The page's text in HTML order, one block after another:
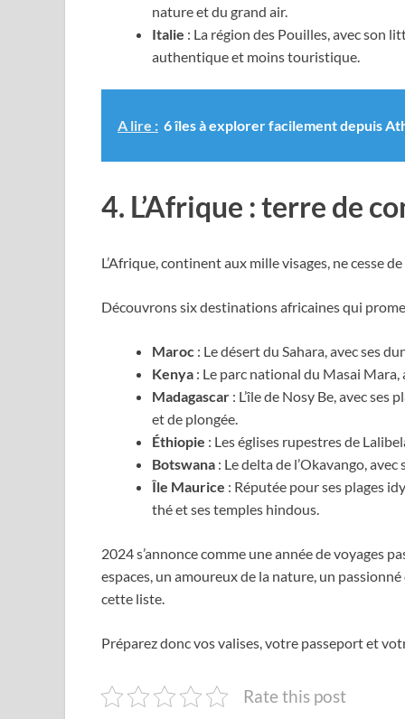
nature et du grand air.
Italie : La région des Pouilles, avec son
authentique et moins touristique.
A lire : 6 îles à explorer facilement depuis
4. L’Afrique : terre de
L’Afrique, continent aux mille visages, ne cesse
Découvrons six destinations africaines qui
Maroc : Le désert du Sahara, avec ses
Kenya : Le parc national du Masai Mara,
Madagascar : L’île de Nosy Be, avec
et de plongée.
Éthiopie : Les églises rupestres de
Botswana : Le delta de l’Okavango,
Île Maurice : Réputée pour ses plages
thé et ses temples hindous.
2024 s’annonce comme une année de voyages
espaces, un amoureux de la nature, un
cette liste.
Préparez donc vos valises, votre passeport et
Rate this post